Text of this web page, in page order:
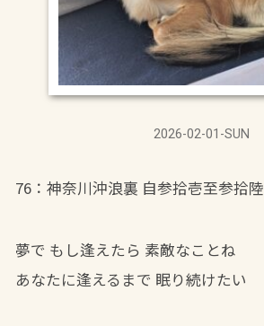
2026-02-01-SUN
76：神奈川沖浪裏 自参拾壱至参拾陸
夢で もし逢えたら 素敵なことね
あなたに逢えるまで 眠り続けたい